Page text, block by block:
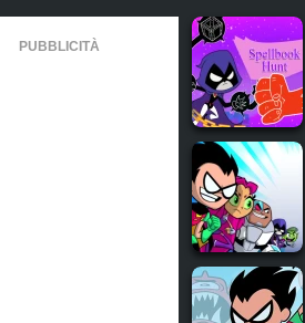
PUBBLICITÀ